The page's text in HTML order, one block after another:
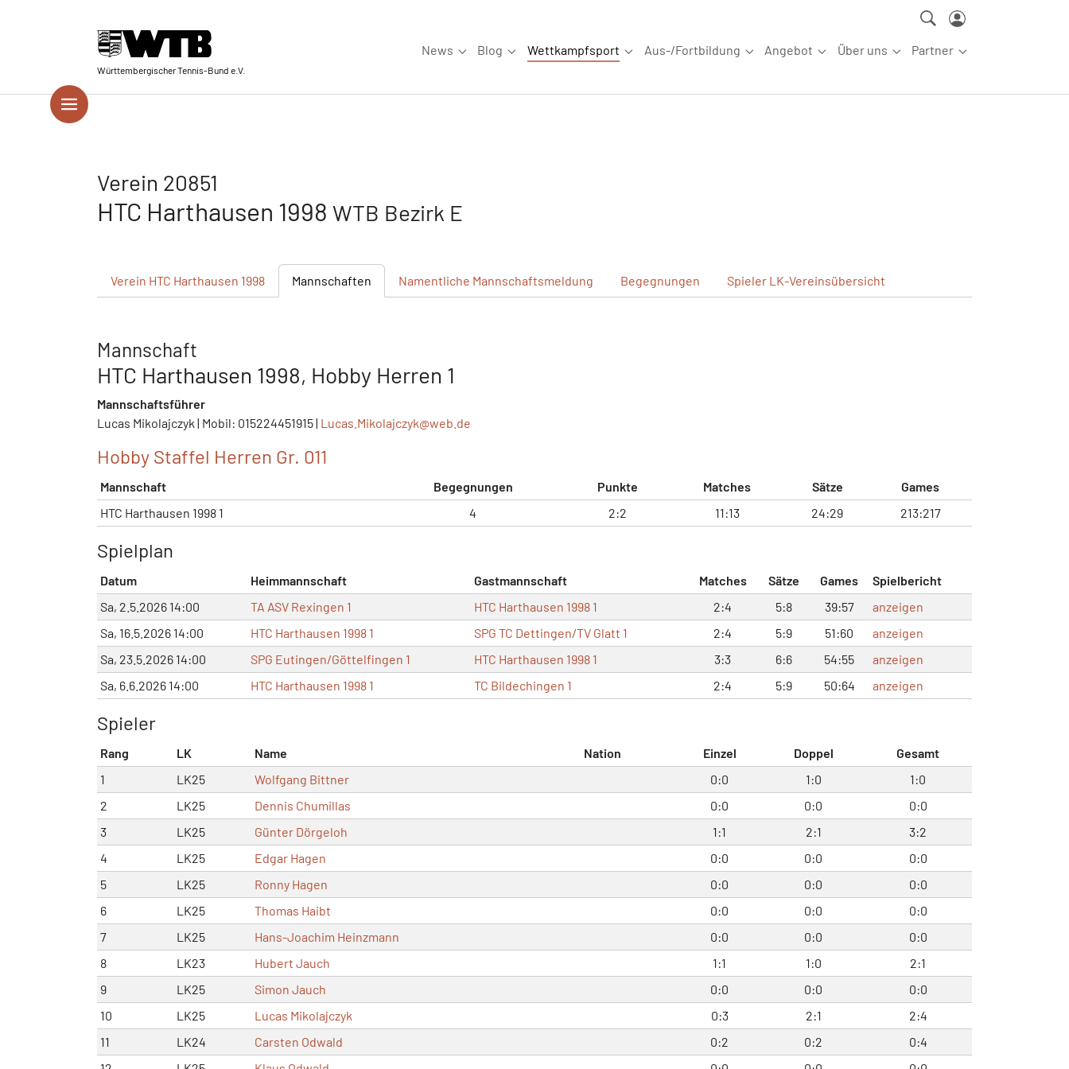
Württembergischer Tennis-Bund e.V.
News
Submenu for "News"
Blog
Submenu for "Blog"
Wettkampfsport
Submenu for "Wettkampfsport"
Aus-/Fortbildung
Submenu for "Aus-/Fortbildung"
Angebot
Submenu for "Angebot"
Über uns
Submenu for "Über uns"
Partner
Submenu for
Verein 20851
HTC Harthausen 1998 WTB Bezirk E
Verein HTC Harthausen 1998 Mannschaften Namentliche Mannschaftsmeldung Begegnungen Spieler LK-Vereinsübersicht
Mannschaft
HTC Harthausen 1998, Hobby Herren 1
Mannschaftsführer
Lucas Mikolajczyk | Mobil: 015224451915 | Lucas.Mikolajczyk@web.de
Hobby Staffel Herren Gr. 011
Mannschaft Begegnungen Punkte Matches Sätze
Games
HTC Harthausen 1998 1
4 2:2 11:13 24:29 213:217
Spielplan
Datum Heimmannschaft Gastmannschaft Matches Sätze Games
Spielbericht
Sa, 2.5.2026 14:00
TA ASV Rexingen 1 HTC Harthausen 1998 1 2:4 5:8 39:57
anzeigen
Sa, 16.5.2026 14:00
HTC Harthausen 1998 1 SPG TC Dettingen/TV Glatt 1 2:4 5:9 51:60
anzeigen
Sa, 23.5.2026 14:00
SPG Eutingen/Göttelfingen 1 HTC Harthausen 1998 1 3:3 6:6 54:55
anzeigen
Sa, 6.6.2026 14:00
HTC Harthausen 1998 1 TC Bildechingen 1 2:4 5:9 50:64 anzeigen
Spieler
Rang LK Name Nation Einzel Doppel
Gesamt
1
LK25 Wolfgang Bittner 0:0 1:0
1:0
2
LK25 Dennis Chumillas 0:0 0:0
0:0
3
LK25 Günter Dörgeloh 1:1 2:1
3:2
4
LK25 Edgar Hagen 0:0 0:0
0:0
5
LK25 Ronny Hagen 0:0 0:0
0:0
6
LK25 Thomas Haibt 0:0 0:0
0:0
7
LK25 Hans-Joachim Heinzmann 0:0 0:0
0:0
8
LK23 Hubert Jauch 1:1 1:0
2:1
9
LK25 Simon Jauch 0:0 0:0
0:0
10
LK25 Lucas Mikolajczyk 0:3 2:1
2:4
11
LK24 Carsten Odwald 0:2 0:2
0:4